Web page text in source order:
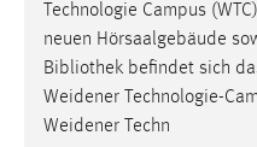
Technologie Campus
neuen Hörsaalgebäude
Bibliothek befindet sich
Weidener Technologie-
Weidener Techn
24 Stunden
STATISTIK